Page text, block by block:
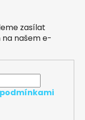
zasílat
našem e-
podmínkami